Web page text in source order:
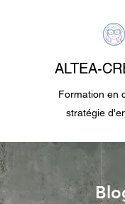
ALTEA-
Formation en
stratégie